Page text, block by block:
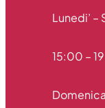
Lunedi’
15:00 –